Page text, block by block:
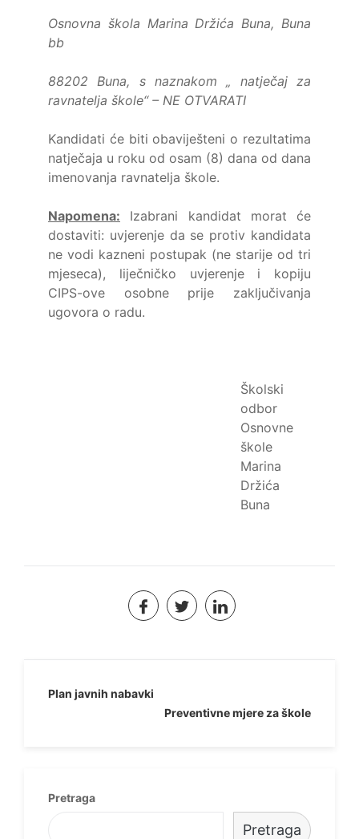
Osnovna škola Marina Držića Buna, Buna
bb
88202 Buna, s naznakom „ natječaj za
ravnatelja škole“ – NE OTVARATI
Kandidati će biti obaviješteni o rezultatima
natječaja u roku od osam (8) dana od dana
imenovanja ravnatelja škole.
Napomena: Izabrani kandidat morat će
dostaviti: uvjerenje da se protiv kandidata
ne vodi kazneni postupak (ne starije od tri
mjeseca), liječničko uvjerenje i kopiju
CIPS-ove osobne prije zaključivanja
ugovora o radu.
Školski
odbor
Osnovne
škole
Marina
Držića
Buna
Navigacija
Plan javnih nabavki
Preventivne mjere za škole
Pretraga
Pretraga